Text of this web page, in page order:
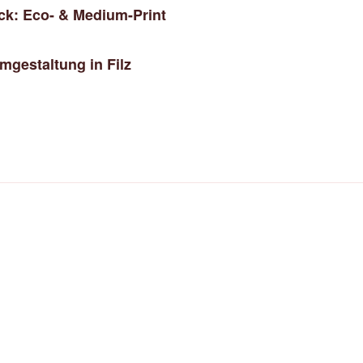
Eco- & Medium-Print
in Filz